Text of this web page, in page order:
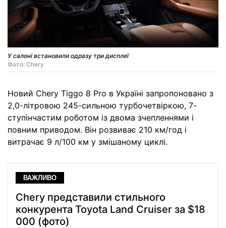
У салоні встановили одразу три дисплеї
Фото: Chery
Новий Chery Tiggo 8 Pro в Україні запропоновано з
2,0-літровою 245-сильною турбочетвіркою, 7-
ступінчастим роботом із двома зчепленнями і
повним приводом. Він розвиває 210 км/год і
витрачає 9 л/100 км у змішаному циклі.
ВАЖЛИВО
Chery представили стильного
конкурента Toyota Land Cruiser за $18
000 (фото)